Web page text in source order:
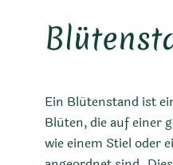
Ein Blütenstand ist
Blüten, die auf einer
wie einem Stiel oder